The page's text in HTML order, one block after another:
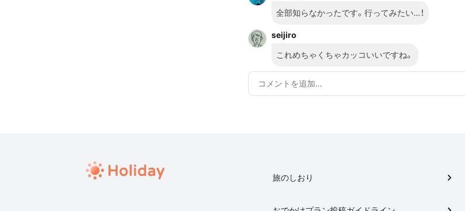
全部知らなかったです。行ってみたい…！
seijiro
これめちゃくちゃカッコいいですね。
旅のしおり